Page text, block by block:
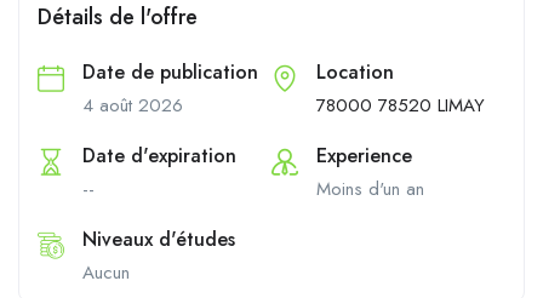
Détails de l'offre
Date de publication
4 août 2026
Location
78000 78520 LIMAY
Date d'expiration
--
Experience
Moins d'un an
Niveaux d'études
Aucun